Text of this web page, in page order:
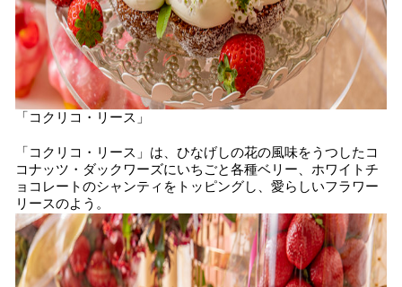
「コクリコ・リース」
「コクリコ・リース」は、ひなげしの花の風味をうつしたコ
コナッツ・ダックワーズにいちごと各種ベリー、ホワイトチ
ョコレートのシャンティをトッピングし、愛らしいフラワー
リースのよう。